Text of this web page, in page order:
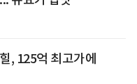
, 125억 최고가에